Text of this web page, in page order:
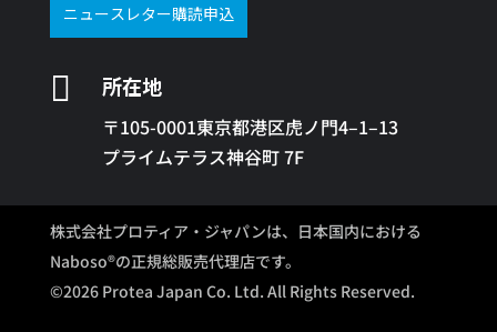
ニュースレター購読申込
 所在地
〒105-0001東京都港区虎ノ門4–1–13
プライムテラス神谷町 7F
株式会社プロティア・ジャパンは、日本国内における
Naboso®の正規総販売代理店です。
©2026 Protea Japan Co. Ltd. All Rights Reserved.